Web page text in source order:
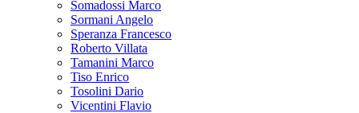
Somadossi Marco
Sormani Angelo
Speranza Francesco
Roberto Villata
Tamanini Marco
Tiso Enrico
Tosolini Dario
Vicentini Flavio